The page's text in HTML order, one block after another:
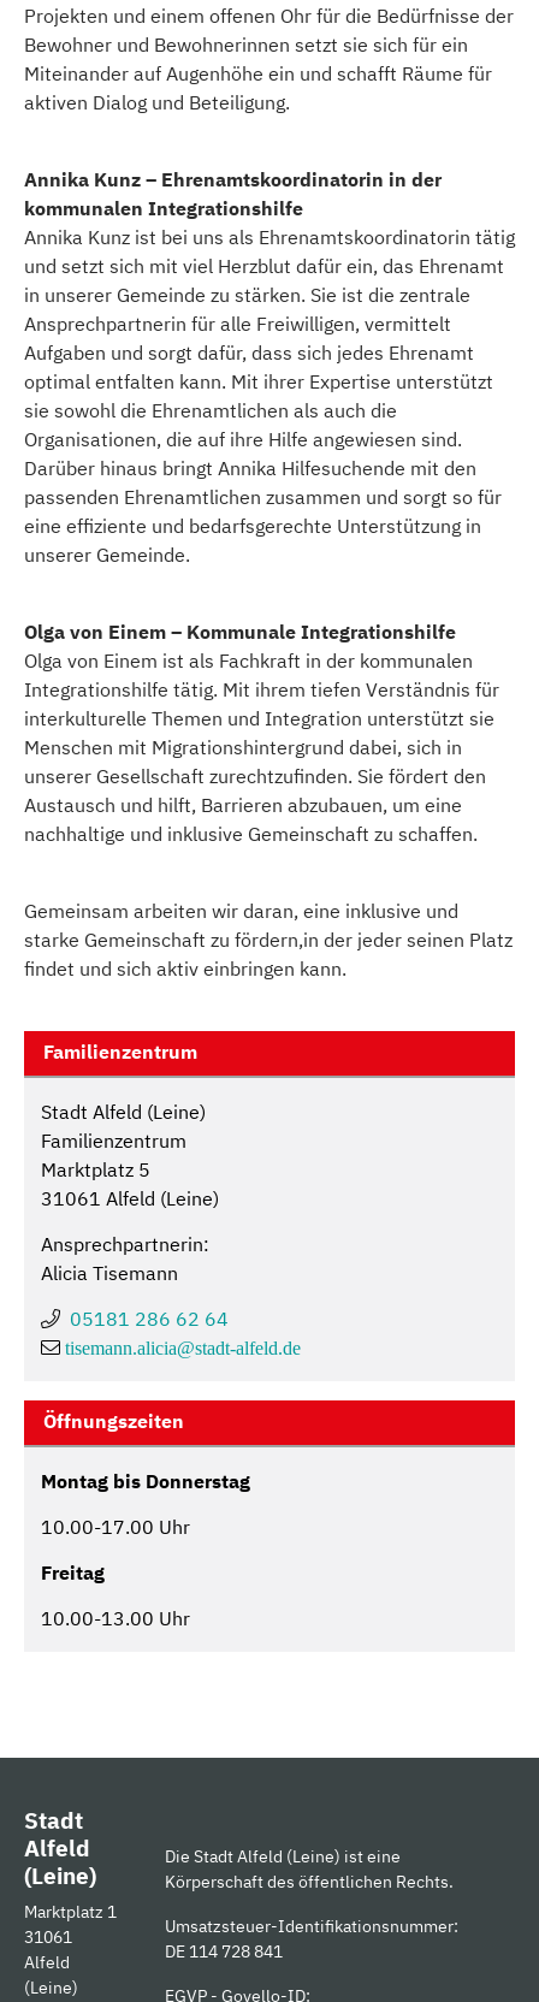
Projekten und einem offenen Ohr für die Bedürfnisse der
Bewohner und Bewohnerinnen setzt sie sich für ein
Miteinander auf Augenhöhe ein und schafft Räume für
aktiven Dialog und Beteiligung.
Annika Kunz – Ehrenamtskoordinatorin in der
kommunalen Integrationshilfe
Annika Kunz ist bei uns als Ehrenamtskoordinatorin tätig
und setzt sich mit viel Herzblut dafür ein, das Ehrenamt
in unserer Gemeinde zu stärken. Sie ist die zentrale
Ansprechpartnerin für alle Freiwilligen, vermittelt
Aufgaben und sorgt dafür, dass sich jedes Ehrenamt
optimal entfalten kann. Mit ihrer Expertise unterstützt
sie sowohl die Ehrenamtlichen als auch die
Organisationen, die auf ihre Hilfe angewiesen sind.
Darüber hinaus bringt Annika Hilfesuchende mit den
passenden Ehrenamtlichen zusammen und sorgt so für
eine effiziente und bedarfsgerechte Unterstützung in
unserer Gemeinde.
Olga von Einem – Kommunale Integrationshilfe
Olga von Einem ist als Fachkraft in der kommunalen
Integrationshilfe tätig. Mit ihrem tiefen Verständnis für
interkulturelle Themen und Integration unterstützt sie
Menschen mit Migrationshintergrund dabei, sich in
unserer Gesellschaft zurechtzufinden. Sie fördert den
Austausch und hilft, Barrieren abzubauen, um eine
nachhaltige und inklusive Gemeinschaft zu schaffen.
Gemeinsam arbeiten wir daran, eine inklusive und
starke Gemeinschaft zu fördern,in der jeder seinen Platz
findet und sich aktiv einbringen kann.
Familienzentrum
Stadt Alfeld (Leine)
Familienzentrum
Marktplatz 5
31061 Alfeld (Leine)
Ansprechpartnerin:
Alicia Tisemann
05181 286 62 64
tisemann.alicia@stadt-alfeld.de
Öffnungszeiten
Montag bis Donnerstag
10.00-17.00 Uhr
Freitag
10.00-13.00 Uhr
Stadt
Alfeld
(Leine)
Marktplatz 1
31061
Alfeld
(Leine)
Die Stadt Alfeld (Leine) ist eine
Körperschaft des öffentlichen Rechts.
Umsatzsteuer-Identifikationsnummer:
DE 114 728 841
EGVP - Govello-ID: